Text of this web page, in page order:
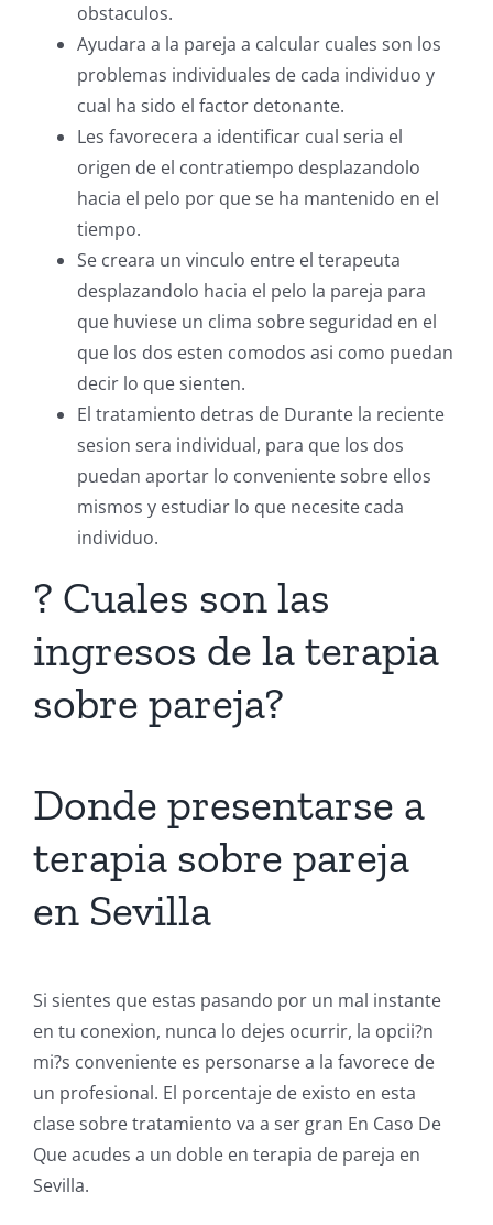
obstaculos.
Ayudara a la pareja a calcular cuales son los
problemas individuales de cada individuo y
cual ha sido el factor detonante.
Les favorecera a identificar cual seria el
origen de el contratiempo desplazandolo
hacia el pelo por que se ha mantenido en el
tiempo.
Se creara un vinculo entre el terapeuta
desplazandolo hacia el pelo la pareja para
que huviese un clima sobre seguridad en el
que los dos esten comodos asi como puedan
decir lo que sienten.
El tratamiento detras de Durante la reciente
sesion sera individual, para que los dos
puedan aportar lo conveniente sobre ellos
mismos y estudiar lo que necesite cada
individuo.
? Cuales son las
ingresos de la terapia
sobre pareja?
Donde presentarse a
terapia sobre pareja
en Sevilla
Si sientes que estas pasando por un mal instante
en tu conexion, nunca lo dejes ocurrir, la opcii?n
mi?s conveniente es personarse a la favorece de
un profesional. El porcentaje de existo en esta
clase sobre tratamiento va a ser gran En Caso De
Que acudes a un doble en terapia de pareja en
Sevilla.